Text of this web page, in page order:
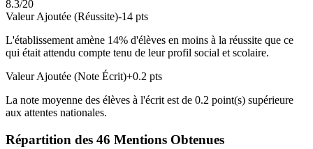
8.3/20
Valeur Ajoutée (Réussite)-14 pts
L'établissement amène 14% d'élèves en moins à la réussite que ce
qui était attendu compte tenu de leur profil social et scolaire.
Valeur Ajoutée (Note Écrit)+0.2 pts
La note moyenne des élèves à l'écrit est de 0.2 point(s) supérieure
aux attentes nationales.
Répartition des 46 Mentions Obtenues